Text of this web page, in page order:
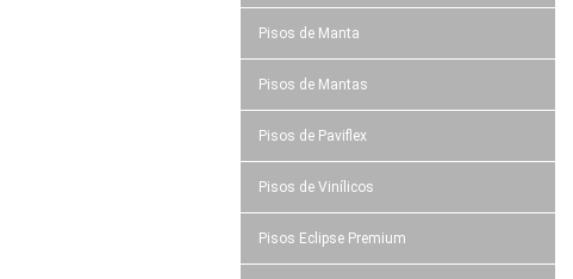
Pisos de Manta
Pisos de Mantas
Pisos de Paviflex
Pisos de Vinílicos
Pisos Eclipse Premium